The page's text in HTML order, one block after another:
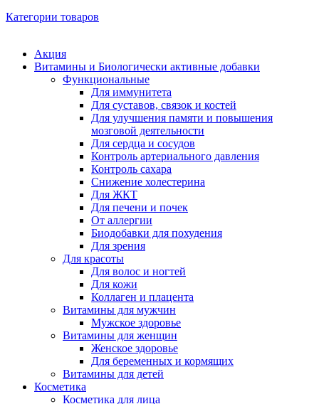
Категории товаров
Акция
Витамины и Биологически активные добавки
Функциональные
Для иммунитета
Для суставов, связок и костей
Для улучшения памяти и повышения
мозговой деятельности
Для сердца и сосудов
Контроль артериального давления
Контроль сахара
Снижение холестерина
Для ЖКТ
Для печени и почек
От аллергии
Биодобавки для похудения
Для зрения
Для красоты
Для волос и ногтей
Для кожи
Коллаген и плацента
Витамины для мужчин
Мужское здоровье
Витамины для женщин
Женское здоровье
Для беременных и кормящих
Витамины для детей
Косметика
Косметика для лица